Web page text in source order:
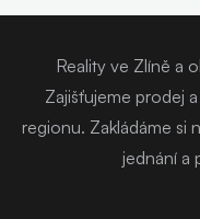
Reality ve Zlíně a
Zajišťujeme prodej
regionu. Zakládáme si
jednání a